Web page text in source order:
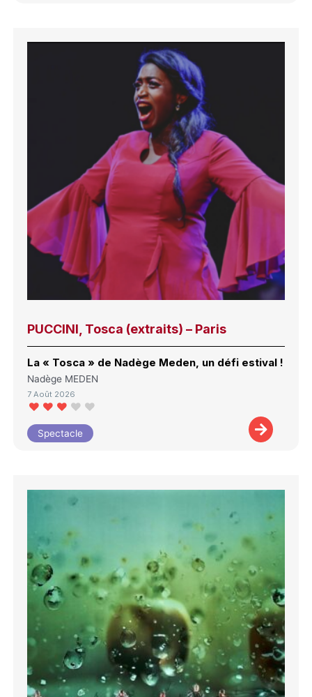
PUCCINI, Tosca (extraits) – Paris
La « Tosca » de Nadège Meden, un défi estival !
Nadège MEDEN
7 Août 2026
Spectacle